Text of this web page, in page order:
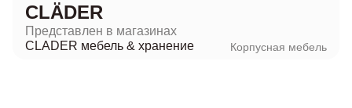
CLÄDER
Представлен в магазинах
CLADER мебель & хранение
Корпусная мебель